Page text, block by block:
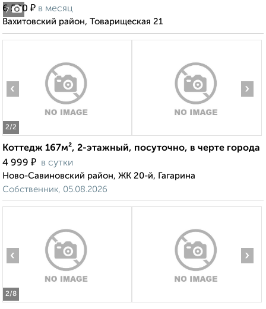
7
6 500 ₽ в месяц
Вахитовский район, Товарищеская 21
2/2
‹ ›
Коттедж 167м², 2-этажный, посуточно, в черте города
4 999 ₽ в сутки
Ново-Савиновский район, ЖК 20-й, Гагарина
Собственник, 05.08.2026
2/8
‹ ›